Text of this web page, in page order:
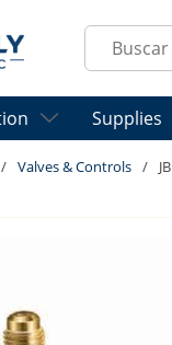
Site Search
Supplies
/ Valves & Controls /